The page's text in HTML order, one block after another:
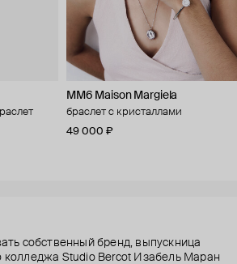
MM6 Maison Margiela
браслет с кристаллами
49 000 ₽
собственный бренд, выпускница
колледжа Studio Bercot Изабель Маран